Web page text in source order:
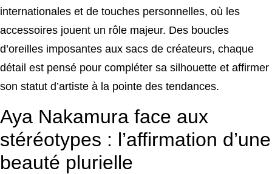
internationales et de touches personnelles, où les
accessoires jouent un rôle majeur. Des boucles
d’oreilles imposantes aux sacs de créateurs, chaque
détail est pensé pour compléter sa silhouette et affirmer
son statut d’artiste à la pointe des tendances.
Aya Nakamura face aux
stéréotypes : l’affirmation d’une
beauté plurielle